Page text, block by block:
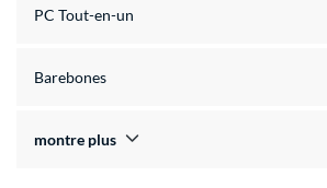
PC Tout-en-un
Barebones
montre plus